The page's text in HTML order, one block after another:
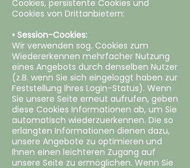
Cookies, persistente Cookies und
Cookies von Drittanbietern:
• Session-Cookies:
Wir verwenden sog. Cookies zum
Wiedererkennen mehrfacher Nutzung
eines Angebots durch denselben Nutzer
(z.B. wenn Sie sich eingeloggt haben zur
Feststellung Ihres Login-Status). Wenn
Sie unsere Seite erneut aufrufen, geben
diese Cookies Informationen ab, um Sie
automatisch wiederzuerkennen. Die so
erlangten Informationen dienen dazu,
unsere Angebote zu optimieren und
Ihnen einen leichteren Zugang auf
unsere Seite zu ermöglichen. Wenn Sie